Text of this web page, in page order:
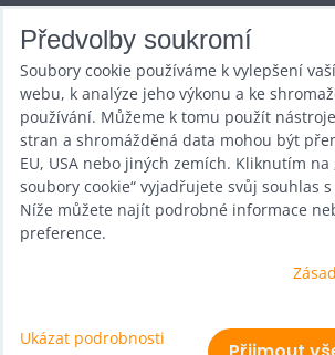
Zábava na Vaši akci
Půjčovna
Promotéři
Kurzy a setkání
Velkoobchod
Nabídka práce
Předvolby soukromí Zásady
Předvolby soukromí
Soubory cookie používáme k vylepšení
webu, k analýze jeho výkonu a ke
používání. Můžeme k tomu použít
stran a shromážděná data mohou být
EU, USA nebo jiných zemích. Kliknutím
soubory cookie“ vyjadřujete svůj souhlas
Níže můžete najít podrobné informace
preference.
Ukázat podrobnosti